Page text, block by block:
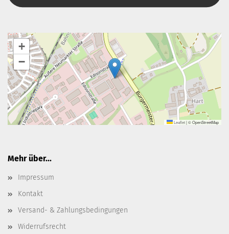
+
−
Leaflet|© OpenStreetMap
Mehr über...
Impressum
Kontakt
Versand- & Zahlungsbedingungen
Widerrufsrecht